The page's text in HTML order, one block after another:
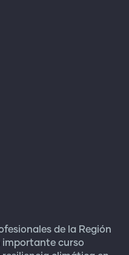
de la Región
importante curso